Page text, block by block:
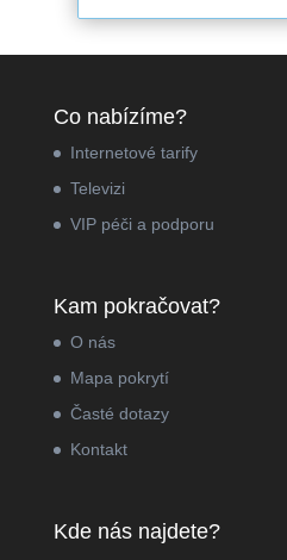
Co nabízíme?
Internetové tarify
Televizi
VIP péči a podporu
Kam pokračovat?
O nás
Mapa pokrytí
Časté dotazy
Kontakt
Kde nás najdete?